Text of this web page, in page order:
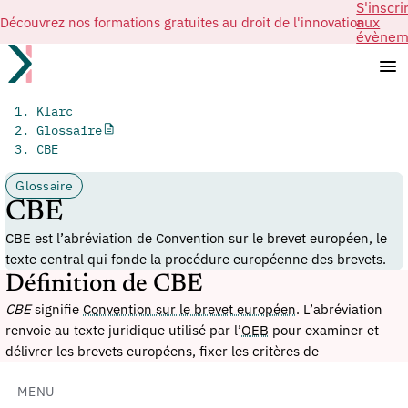
Découvrez nos formations gratuites au droit de l'innovationaux
MENU
Klarc
Glossaire
CBE
Glossaire
CBE
CBE est l’abréviation de Convention sur le brevet européen, le
texte central qui fonde la procédure européenne des brevets.
Définition de CBE
CBEsignifie Convention sur le brevet européen. L’abréviation
renvoie au texte juridique utilisé par l’OEB pour examiner et
délivrer les brevets européens, fixer les critères de
brevet dans les États concernés.